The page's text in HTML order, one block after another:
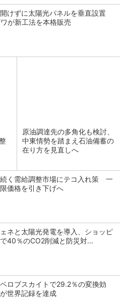
けずに太陽光パネルを垂直設置
が新工法を本格販売
原油調達先の多角化も検討、
中東情勢を踏まえ石油備蓄の
在り方を見直しへ
く需給調整市場にテコ入れ策 一
価格を引き下げへ
ネと太陽光発電を導入、ショッピ
40％のCO2削減と防災対...
ロブスカイトで29.2％の変換効
世界記録を達成